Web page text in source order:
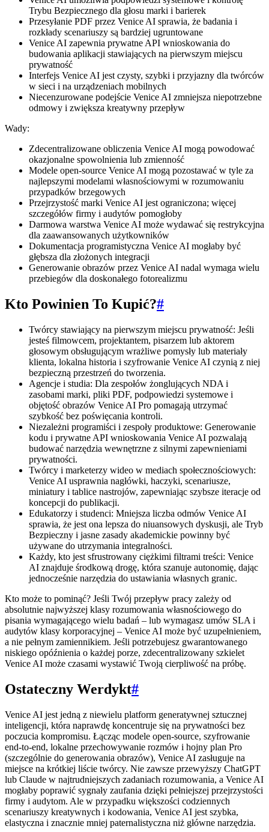
Trybu Bezpiecznego dla głosu marki i barierek
Przesyłanie PDF przez Venice AI sprawia, że badania i
rozkłady scenariuszy są bardziej ugruntowane
Venice AI zapewnia prywatne API wnioskowania do
budowania aplikacji stawiających na pierwszym miejscu
prywatność
Interfejs Venice AI jest czysty, szybki i przyjazny dla twórców
w sieci i na urządzeniach mobilnych
Niecenzurowane podejście Venice AI zmniejsza niepotrzebne
odmowy i zwiększa kreatywny przepływ
Wady:
Zdecentralizowane obliczenia Venice AI mogą powodować
okazjonalne spowolnienia lub zmienność
Modele open-source Venice AI mogą pozostawać w tyle za
najlepszymi modelami własnościowymi w rozumowaniu
przypadków brzegowych
Przejrzystość marki Venice AI jest ograniczona; więcej
szczegółów firmy i audytów pomogłoby
Darmowa warstwa Venice AI może wydawać się restrykcyjna
dla zaawansowanych użytkowników
Dokumentacja programistyczna Venice AI mogłaby być
głębsza dla złożonych integracji
Generowanie obrazów przez Venice AI nadal wymaga wielu
przebiegów dla doskonałego fotorealizmu
Kto Powinien To Kupić?#
Twórcy stawiający na pierwszym miejscu prywatność: Jeśli
jesteś filmowcem, projektantem, pisarzem lub aktorem
głosowym obsługującym wrażliwe pomysły lub materiały
klienta, lokalna historia i szyfrowanie Venice AI czynią z niej
bezpieczną przestrzeń do tworzenia.
Agencje i studia: Dla zespołów żonglujących NDA i
zasobami marki, pliki PDF, podpowiedzi systemowe i
objętość obrazów Venice AI Pro pomagają utrzymać
szybkość bez poświęcania kontroli.
Niezależni programiści i zespoły produktowe: Generowanie
kodu i prywatne API wnioskowania Venice AI pozwalają
budować narzędzia wewnętrzne z silnymi zapewnieniami
prywatności.
Twórcy i marketerzy wideo w mediach społecznościowych:
Venice AI usprawnia nagłówki, haczyki, scenariusze,
miniatury i tablice nastrojów, zapewniając szybsze iteracje od
koncepcji do publikacji.
Edukatorzy i studenci: Mniejsza liczba odmów Venice AI
sprawia, że jest ona lepsza do niuansowych dyskusji, ale Tryb
Bezpieczny i jasne zasady akademickie powinny być
używane do utrzymania integralności.
Każdy, kto jest sfrustrowany ciężkimi filtrami treści: Venice
AI znajduje środkową drogę, która szanuje autonomię, dając
jednocześnie narzędzia do ustawiania własnych granic.
Kto może to pominąć? Jeśli Twój przepływ pracy zależy od
absolutnie najwyższej klasy rozumowania własnościowego do
pisania wymagającego wielu badań – lub wymagasz umów SLA i
audytów klasy korporacyjnej – Venice AI może być uzupełnieniem,
a nie pełnym zamiennikiem. Jeśli potrzebujesz gwarantowanego
niskiego opóźnienia o każdej porze, zdecentralizowany szkielet
Venice AI może czasami wystawić Twoją cierpliwość na próbę.
Ostateczny Werdykt#
Venice AI jest jedną z niewielu platform generatywnej sztucznej
inteligencji, która naprawdę koncentruje się na prywatności bez
poczucia kompromisu. Łącząc modele open-source, szyfrowanie
end-to-end, lokalne przechowywanie rozmów i hojny plan Pro
(szczególnie do generowania obrazów), Venice AI zasługuje na
miejsce na krótkiej liście twórcy. Nie zawsze przewyższy ChatGPT
lub Claude w najtrudniejszych zadaniach rozumowania, a Venice AI
mogłaby poprawić sygnały zaufania dzięki pełniejszej przejrzystości
firmy i audytom. Ale w przypadku większości codziennych
scenariuszy kreatywnych i kodowania, Venice AI jest szybka,
elastyczna i znacznie mniej paternalistyczna niż główne narzędzia.